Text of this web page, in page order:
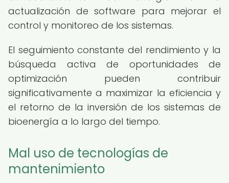
actualización de software para mejorar el
control y monitoreo de los sistemas.
El seguimiento constante del rendimiento y la
búsqueda activa de oportunidades de
optimización pueden contribuir
significativamente a maximizar la eficiencia y
el retorno de la inversión de los sistemas de
bioenergía a lo largo del tiempo.
Mal uso de tecnologías de
mantenimiento